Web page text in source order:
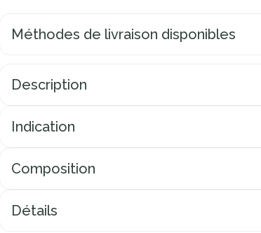
Méthodes de livraison disponibles
Description
Indication
Composition
Détails